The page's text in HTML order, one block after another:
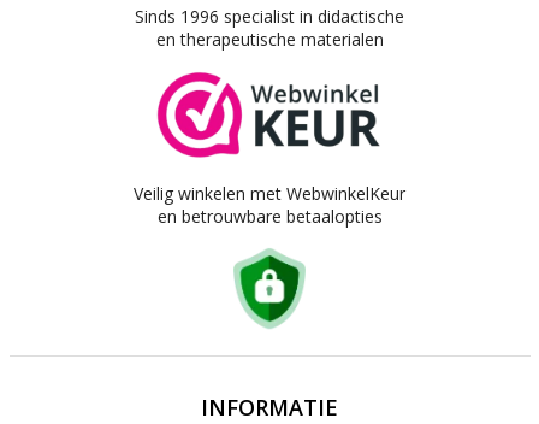
Sinds 1996 specialist in didactische
en therapeutische materialen
Veilig winkelen met WebwinkelKeur
en betrouwbare betaalopties
INFORMATIE